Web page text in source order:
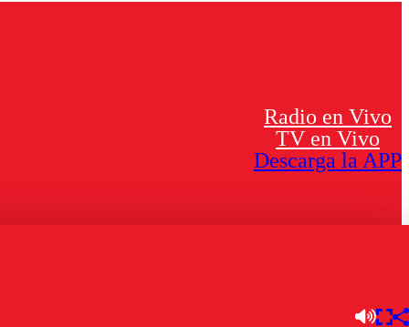
Radio en Vivo
TV en Vivo
Descarga la APP